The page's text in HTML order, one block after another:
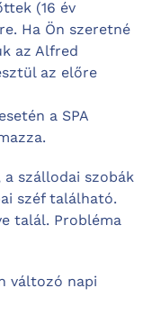
(16 év
Ha Ön szeretné
az Alfred
az előre
a SPA
szállodai szobák
széf található.
talál. Probléma
változó napi